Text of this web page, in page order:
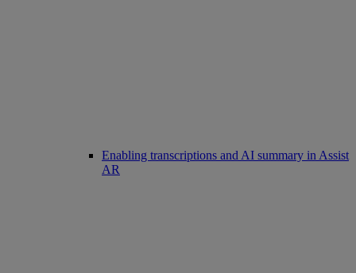
Enabling transcriptions and AI summary in Assist
AR